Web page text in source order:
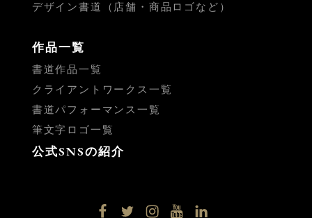
デザイン書道（店舗・商品ロゴなど）
作品一覧
書道作品一覧
クライアントワークス一覧
書道パフォーマンス一覧
筆文字ロゴ一覧
公式SNSの紹介
facebooktwitterinstagramYouTubeLinkedIn